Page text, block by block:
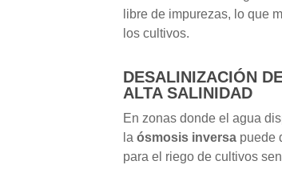
libre de impurezas, lo que
los cultivos.
DESALINIZACIÓN
ALTA SALINIDAD
En zonas donde el agua
laósmosis inversa puede
para el riego de cultivos